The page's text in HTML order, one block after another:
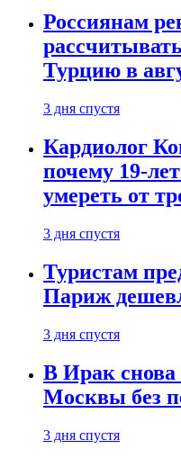
Россиянам
Турцию в
3 дня спустя
Кардиолог
почему 19-
умереть от
3 дня спустя
Туристам
Париж
3 дня спустя
В Ирак снова
Москвы без
3 дня спустя